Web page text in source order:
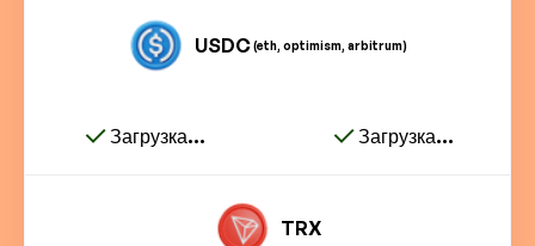
USDC(eth, optimism, arbitrum)
Загрузка... Загрузка...
TRX